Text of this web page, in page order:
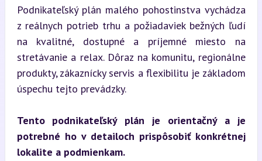
Podnikateľský plán malého pohostinstva vychádza
z reálnych potrieb trhu a požiadaviek bežných ľudí
na kvalitné, dostupné a príjemné miesto na
stretávanie a relax. Dôraz na komunitu, regionálne
produkty, zákaznícky servis a flexibilitu je základom
úspechu tejto prevádzky.
Tento podnikateľský plán je orientačný a je
potrebné ho v detailoch prispôsobiť konkrétnej
lokalite a podmienkam.